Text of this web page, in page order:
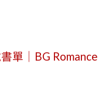
單｜BG Romance